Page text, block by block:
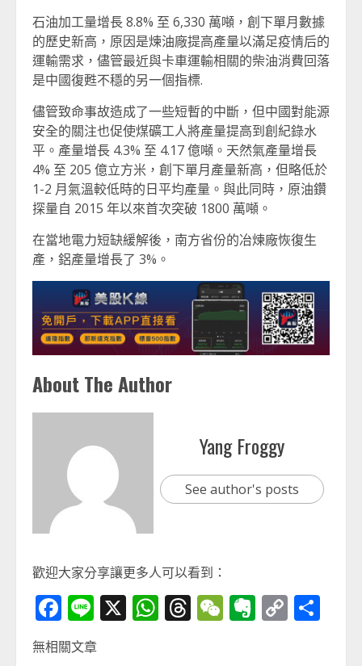
石油加工量增長 8.8% 至 6,330 萬噸，創下單月數據
的歷史新高，原因是煉油廠提高產量以滿足疫情后的
運輸需求，儘管最近與卡車運輸相關的柴油消費回落
是中國復甦不穩的另一個指標.
儘管致命事故造成了一些短暫的中斷，但中國對能源
安全的關注也促使煤礦工人將產量提高到創紀錄水
平。產量增長 4.3% 至 4.17 億噸。天然氣產量增長
4% 至 205 億立方米，創下單月產量新高，但略低於
1-2 月氣溫較低時的日平均產量。與此同時，原油鑽
探量自 2015 年以來首次突破 1800 萬噸。
在當地電力短缺緩解後，南方省份的冶煉廠恢復生
產，鋁產量增長了 3%。
About The Author
Yang Froggy
See author's posts
歡迎大家分享讓更多人可以看到：
Facebook
Line
X WhatsApp
Threads
WeChat
Evernote
Copy
Link
無相關文章